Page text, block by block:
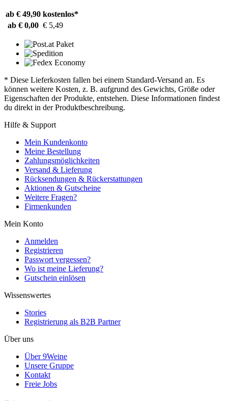
ab € 49,90 kostenlos*
ab € 0,00 € 5,49
* Diese Lieferkosten fallen bei einem Standard-Versand an. Es
können weitere Kosten, z. B. aufgrund des Gewichts, Größe oder
Eigenschaften der Produkte, entstehen. Diese Informationen findest
du direkt in der Produktbeschreibung.
Hilfe & Support
Mein Kundenkonto
Meine Bestellung
Zahlungsmöglichkeiten
Versand & Lieferung
Rücksendungen & Rückerstattungen
Aktionen & Gutscheine
Weitere Fragen?
Firmenkunden
Mein Konto
Anmelden
Registrieren
Passwort vergessen?
Wo ist meine Lieferung?
Gutschein einlösen
Wissenswertes
Stories
Registrierung als B2B Partner
Über uns
Über 9Weine
Unsere Gruppe
Kontakt
Freie Jobs